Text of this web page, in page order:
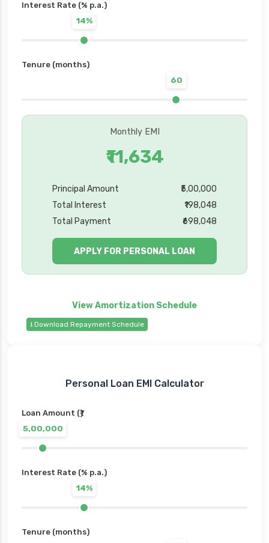
Interest Rate (% p.a.)
14%
Tenure (months)
60
Monthly EMI
₹11,634
Principal Amount
₹5,00,000
Total Interest
₹198,048
Total Payment
₹698,048
APPLY FOR PERSONAL LOAN
⭳ Download Repayment Schedule
Personal Loan EMI Calculator
Loan Amount (₹)
5,00,000
Interest Rate (% p.a.)
14%
Tenure (months)